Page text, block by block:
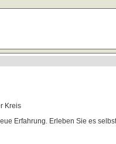
Kreis
Erfahrung. Erleben Sie es